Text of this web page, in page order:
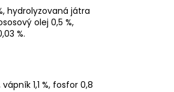
hydrolyzovaná játra
olej 0,5 %,
%.
1,1 %, fosfor 0,8